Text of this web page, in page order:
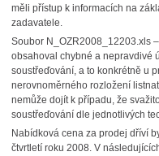
měli přístup k informacích na
zadavatele.
Soubor N_OZR2008_12203.xls
obsahoval chybné a nepravdivé
soustřeďování, a to konkrétně u
nerovnoměrného rozložení
nemůže dojít k případu, že
soustřeďování dle jednotlivých
Nabídková cena za prodej dříví
čtvrtletí roku 2008. V